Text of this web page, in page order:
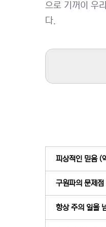
으로 기꺼이 우
다.
피상적인 믿음
구원파의 문제
항상 주의 일을